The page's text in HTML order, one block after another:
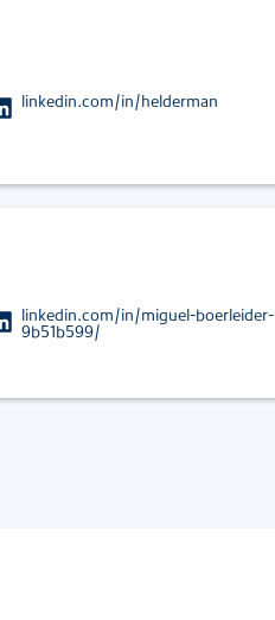
linkedin.com/in/helderman
linkedin.com/in/miguel-boerleider-
9b51b599/